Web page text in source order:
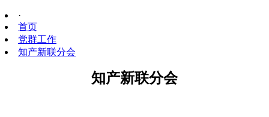
·
首页
党群工作
知产新联分会
知产新联分会